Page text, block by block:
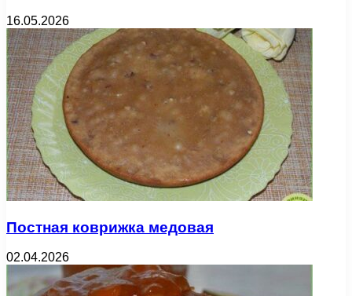
16.05.2026
Постная коврижка медовая
02.04.2026